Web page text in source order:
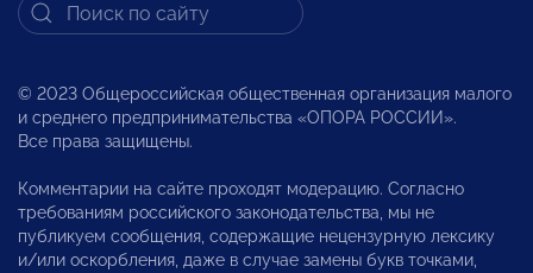
© 2023 Общероссийская общественная организация малого
и среднего предпринимательства «ОПОРА РОССИИ».
Все права защищены.
Комментарии на сайте проходят модерацию. Согласно
требованиям российского законодательства, мы не
публикуем сообщения, содержащие нецензурную лексику
и/или оскорбления, даже в случае замены букв точками,